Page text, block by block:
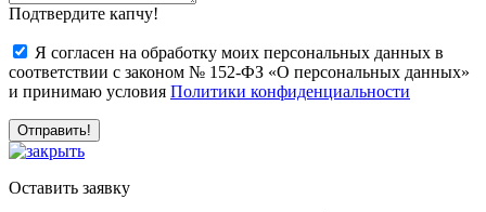
Подтвердите капчу!
Я согласен на обработку моих персональных данных в
соответствии с законом № 152-ФЗ «О персональных данных»
и принимаю условия Политики конфиденциальности
Оставить заявку